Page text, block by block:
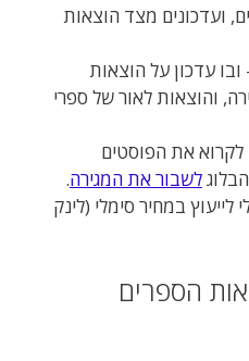
מצד הוצאות
2026 – ובו עדכון על הוצאות
לאור של ספרי
את הפוסטים
לשבור את המגירה.
במחיר סימלי (לינק
הספרים